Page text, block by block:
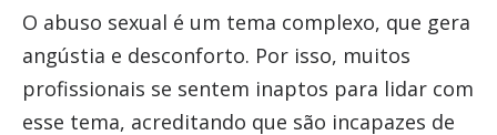
O abuso sexual é um tema complexo, que gera
angústia e desconforto. Por isso, muitos
profissionais se sentem inaptos para lidar com
esse tema, acreditando que são incapazes de